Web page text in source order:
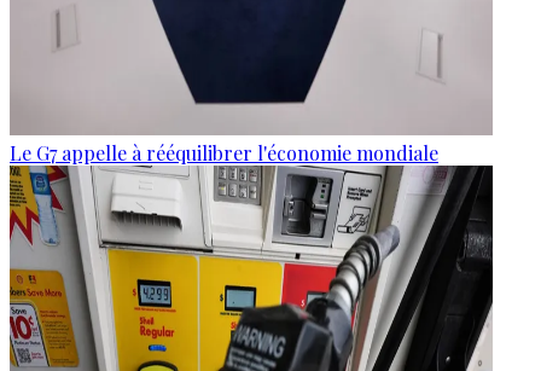
Le G7 appelle à rééquilibrer l'économie mondiale